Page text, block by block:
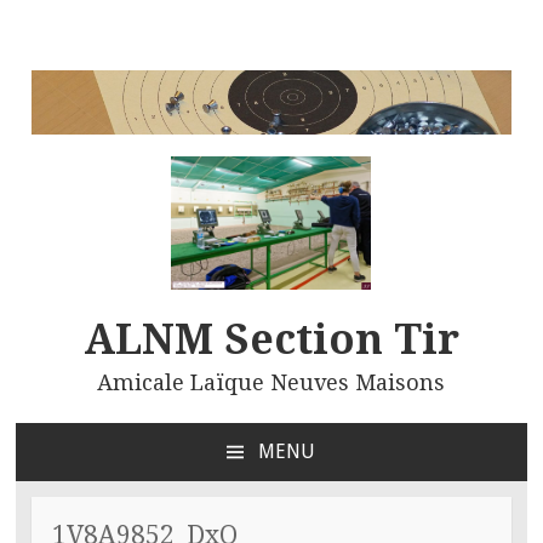
ALNM Section Tir
Amicale Laïque Neuves Maisons
MENU
CONTENU
1V8A9852_DxO